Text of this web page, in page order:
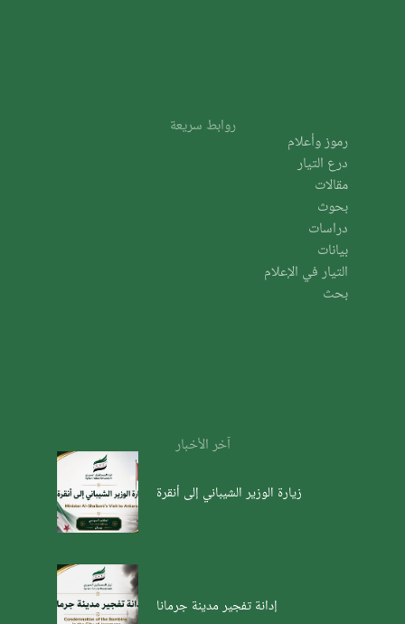
روابط سريعة
رموز وأعلام
درع التيار
مقالات
بحوث
دراسات
بيانات
التيار في الإعلام
بحث
آخر الأخبار
زيارة الوزير الشيباني إلى أنقرة
إدانة تفجير مدينة جرمانا